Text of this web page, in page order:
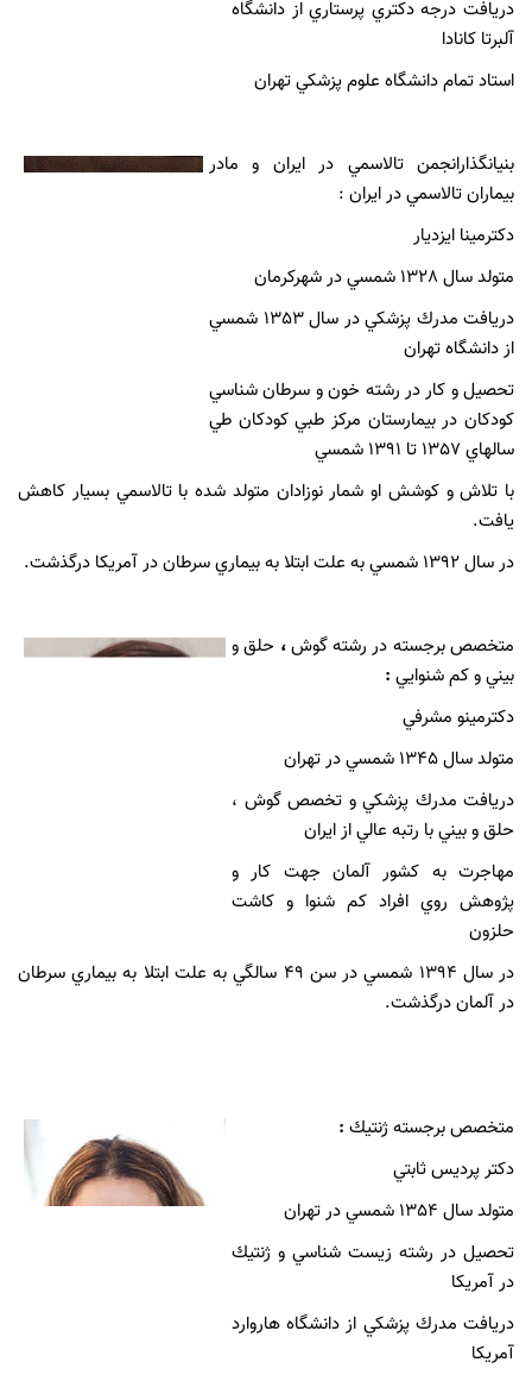
دريافت درجه دكتري پرستاري از دانشگاه
آلبرتا كانادا
استاد تمام دانشگاه علوم پزشكي تهران
بنيانگذارانجمن تالاسمي در ايران و مادر
بيماران تالاسمي در ايران :
دكترمينا ايزديار
متولد سال 1328 شمسي در شهركرمان
دريافت مدرك پزشكي در سال 1353 شمسي
از دانشگاه تهران
تحصيل و كار در رشته خون و سرطان شناسي
كودكان در بيمارستان مركز طبي كودكان طي
سالهاي 1357 تا 1391 شمسي
با تلاش و كوشش او شمار نوزادان متولد شده با تالاسمي بسيار كاهش
يافت.
در سال 1392 شمسي به علت ابتلا به بيماري سرطان در آمريكا درگذشت.
متخصص برجسته در رشته گوش، حلق و
بيني و كم شنوايي :
دكترمينو مشرفي
متولد سال 1345 شمسي در تهران
دريافت مدرك پزشكي و تخصص گوش ،
حلق و بيني با رتبه عالي از ايران
مهاجرت به كشور آلمان جهت كار و
پژوهش روي افراد كم شنوا و كاشت
حلزون
در سال 1394 شمسي در سن 49 سالگي به علت ابتلا به بيماري سرطان
در آلمان درگذشت.
متخصص برجسته ژنتيك :
دکتر پرديس ثابتي
متولد سال 1354 شمسي در تهران
تحصيل در رشته زيست شناسي و ژنتيك
در آمريكا
دريافت مدرك پزشكي از دانشگاه هاروارد
آمريكا